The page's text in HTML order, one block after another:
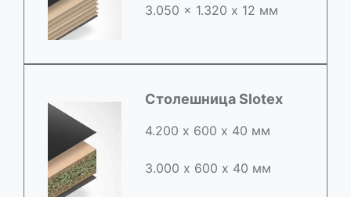
3.050 x 1.320 х 12 мм
Столешница Slotex
4.200 х 600 х 40 мм
3.000 х 600 х 40 мм